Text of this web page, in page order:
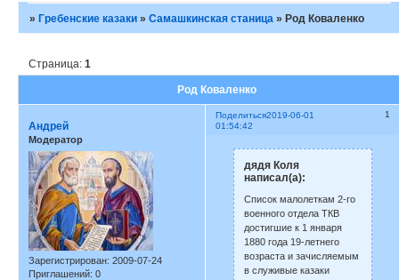
»Гребенские казаки »Самашкинская станица »Род Коваленко
Род Коваленко
Страница:1
Поделиться 1
2019-06-01
01:54:42
Андрей
Модератор
Зарегистрирован: 2009-07-24
Приглашений: 0
дядя Коля
написал(а):
Список малолеткам 2-го
военного отдела ТКВ
достигшие к 1 января
1880 года 19-летнего
возраста и зачисляемым
в служивые казаки